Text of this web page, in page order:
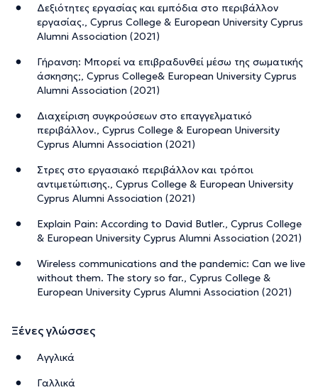
Δεξιότητες εργασίας και εμπόδια στο περιβάλλον
εργασίας., Cyprus College & European University Cyprus
Alumni Association (2021)
Γήρανση: Μπορεί να επιβραδυνθεί μέσω της σωματικής
άσκησης;, Cyprus College& European University Cyprus
Alumni Association (2021)
Διαχείριση συγκρούσεων στο επαγγελματικό
περιβάλλον., Cyprus College & European University
Cyprus Alumni Association (2021)
Στρες στο εργασιακό περιβάλλον και τρόποι
αντιμετώπισης., Cyprus College & European University
Cyprus Alumni Association (2021)
Explain Pain: According to David Butler., Cyprus College
& European University Cyprus Alumni Association (2021)
Wireless communications and the pandemic: Can we live
without them. The story so far., Cyprus College &
European University Cyprus Alumni Association (2021)
Ξένες γλώσσες
Αγγλικά
Γαλλικά